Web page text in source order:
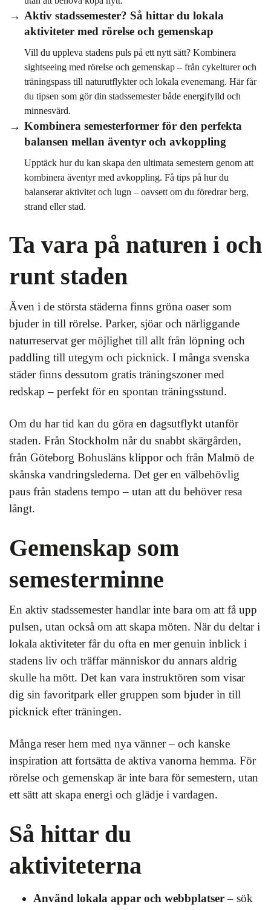
Aktiv stadssemester? Så hittar du lokala
aktiviteter med rörelse och gemenskap
Vill du uppleva stadens puls på ett nytt sätt? Kombinera
sightseeing med rörelse och gemenskap – från cykelturer och
träningspass till naturutflykter och lokala evenemang. Här får
du tipsen som gör din stadssemester både energifylld och
minnesvärd.
Kombinera semesterformer för den perfekta
balansen mellan äventyr och avkoppling
Upptäck hur du kan skapa den ultimata semestern genom att
kombinera äventyr med avkoppling. Få tips på hur du
balanserar aktivitet och lugn – oavsett om du föredrar berg,
strand eller stad.
Ta vara på naturen i och
runt staden
Även i de största städerna finns gröna oaser som
bjuder in till rörelse. Parker, sjöar och närliggande
naturreservat ger möjlighet till allt från löpning och
paddling till utegym och picknick. I många svenska
städer finns dessutom gratis träningszoner med
redskap – perfekt för en spontan träningsstund.
Om du har tid kan du göra en dagsutflykt utanför
staden. Från Stockholm når du snabbt skärgården,
från Göteborg Bohusläns klippor och från Malmö de
skånska vandringslederna. Det ger en välbehövlig
paus från stadens tempo – utan att du behöver resa
långt.
Gemenskap som
semesterminne
En aktiv stadssemester handlar inte bara om att få upp
pulsen, utan också om att skapa möten. När du deltar i
lokala aktiviteter får du ofta en mer genuin inblick i
stadens liv och träffar människor du annars aldrig
skulle ha mött. Det kan vara instruktören som visar
dig sin favoritpark eller gruppen som bjuder in till
picknick efter träningen.
Många reser hem med nya vänner – och kanske
inspiration att fortsätta de aktiva vanorna hemma. För
rörelse och gemenskap är inte bara för semestern, utan
ett sätt att skapa energi och glädje i vardagen.
Så hittar du
aktiviteterna
Använd lokala appar och webbplatser– sök